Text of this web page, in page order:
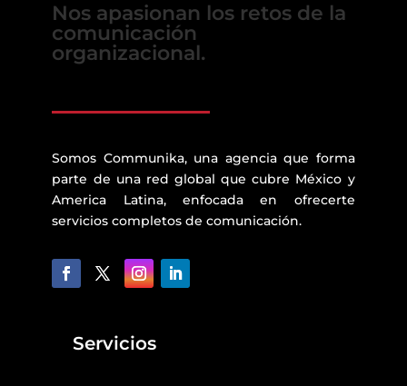
Nos apasionan los retos de la
comunicación
organizacional.
Somos Communika, una agencia que forma
parte de una red global que cubre México y
America Latina, enfocada en ofrecerte
servicios completos de comunicación.
Servicios